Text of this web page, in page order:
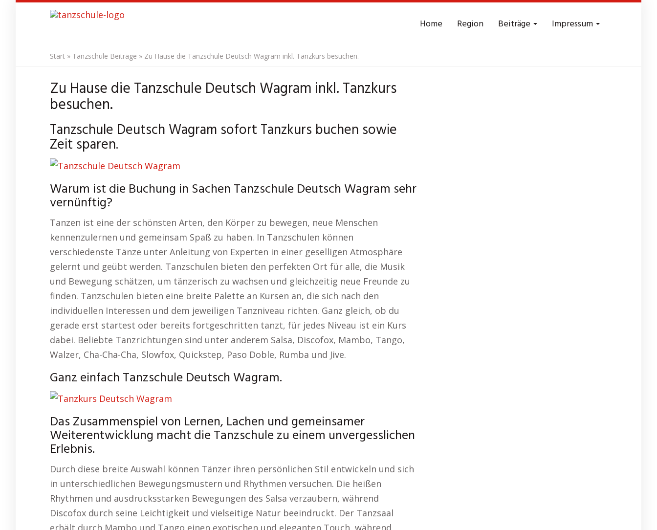
Home Region Beiträge Impressum
Start » Tanzschule Beiträge » Zu Hause die Tanzschule Deutsch Wagram inkl. Tanzkurs besuchen.
Zu Hause die Tanzschule Deutsch Wagram inkl. Tanzkurs
besuchen.
Tanzschule Deutsch Wagram sofort Tanzkurs buchen sowie
Zeit sparen.
Warum ist die Buchung in Sachen Tanzschule Deutsch Wagram sehr
vernünftig?
Tanzen ist eine der schönsten Arten, den Körper zu bewegen, neue Menschen
kennenzulernen und gemeinsam Spaß zu haben. In Tanzschulen können
verschiedenste Tänze unter Anleitung von Experten in einer geselligen Atmosphäre
gelernt und geübt werden. Tanzschulen bieten den perfekten Ort für alle, die Musik
und Bewegung schätzen, um tänzerisch zu wachsen und gleichzeitig neue Freunde zu
finden. Tanzschulen bieten eine breite Palette an Kursen an, die sich nach den
individuellen Interessen und dem jeweiligen Tanzniveau richten. Ganz gleich, ob du
gerade erst startest oder bereits fortgeschritten tanzt, für jedes Niveau ist ein Kurs
dabei. Beliebte Tanzrichtungen sind unter anderem Salsa, Discofox, Mambo, Tango,
Walzer, Cha-Cha-Cha, Slowfox, Quickstep, Paso Doble, Rumba und Jive.
Ganz einfach Tanzschule Deutsch Wagram.
Das Zusammenspiel von Lernen, Lachen und gemeinsamer
Weiterentwicklung macht die Tanzschule zu einem unvergesslichen
Erlebnis.
Durch diese breite Auswahl können Tänzer ihren persönlichen Stil entwickeln und sich
in unterschiedlichen Bewegungsmustern und Rhythmen versuchen. Die heißen
Rhythmen und ausdrucksstarken Bewegungen des Salsa verzaubern, während
Discofox durch seine Leichtigkeit und vielseitige Natur beeindruckt. Der Tanzsaal